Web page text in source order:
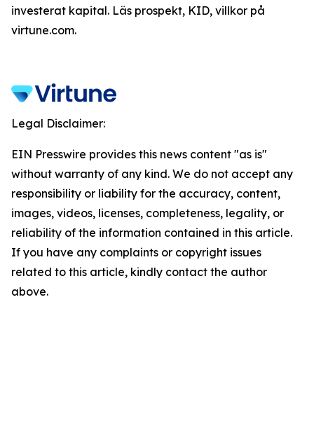
investerat kapital. Läs prospekt, KID, villkor på
virtune.com.
Legal Disclaimer:
EIN Presswire provides this news content "as is"
without warranty of any kind. We do not accept any
responsibility or liability for the accuracy, content,
images, videos, licenses, completeness, legality, or
reliability of the information contained in this article.
If you have any complaints or copyright issues
related to this article, kindly contact the author
above.